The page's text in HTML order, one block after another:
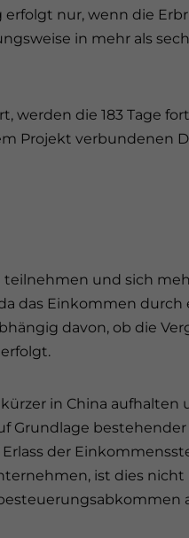
erfolgt nur, wenn die
in mehr als
werden die 183 Tage
Projekt verbundenen
und sich mehr
das Einkommen durch
davon, ob die
in China
Grundlage bestehender
der
ist dies